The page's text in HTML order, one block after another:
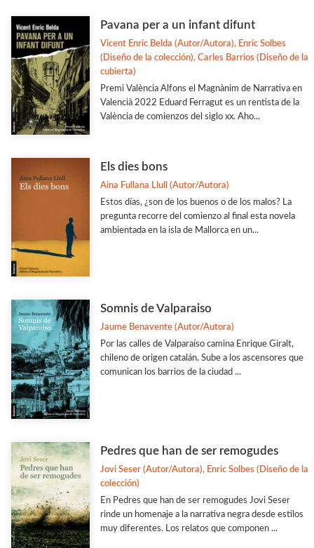
Pavana per a un infant difunt
Vicent Enric Belda (Autor/Autora), Enric Solbes
(Diseño de la colección), Carles Barrios (Diseño de la
cubierta)
Premi València Alfons el Magnànim de Narrativa en
Valencià 2022 Eduard Ferragut es un rentista de la
València de comienzos del siglo xx. Aho...
Els dies bons
Aina Fullana Llull (Autor/Autora)
Estos días, ¿son de los buenos o de los malos? La
pregunta recorre del comienzo al final esta novela
ambientada en la isla de Mallorca en un...
Somnis de Valparaiso
Jaume Benavente (Autor/Autora)
Por las calles de Valparaíso camina Enrique Giralt,
chileno de origen catalán. Sube a los ascensores que
comunican los barrios de la ciudad ...
Pedres que han de ser remogudes
Jovi Seser (Autor/Autora), Enric Solbes (Diseño de la
colección)
En Pedres que han de ser remogudes Jovi Seser
rinde un homenaje a la narrativa negra desde estilos
muy diferentes. Los relatos que componen ...